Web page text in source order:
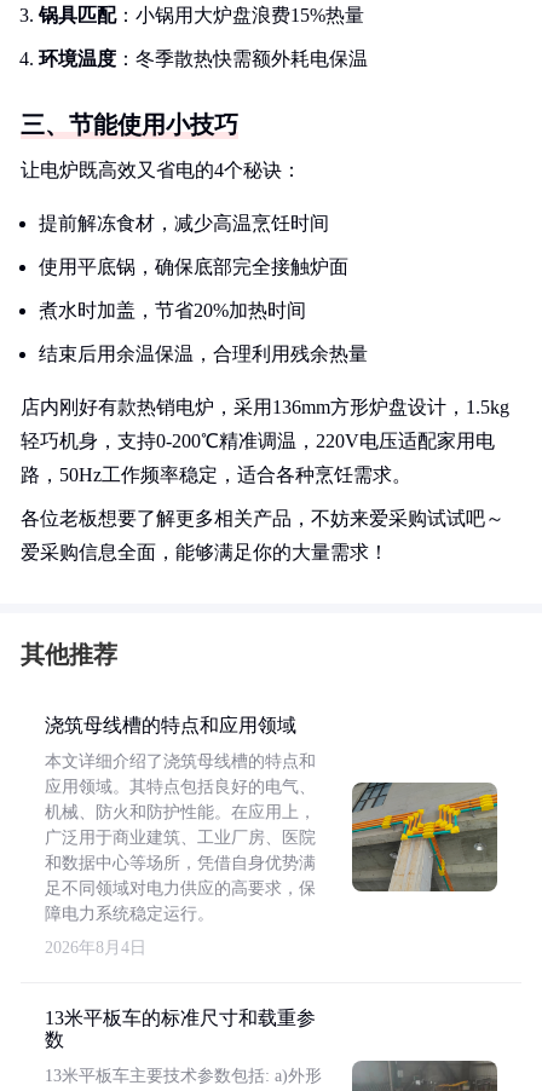
锅具匹配：小锅用大炉盘浪费15%热量
环境温度 ：冬季散热快需额外耗电保温
三、节能使用小技巧
让电炉既高效又省电的4个秘诀：
提前解冻食材，减少高温烹饪时间
使用平底锅，确保底部完全接触炉面
煮水时加盖，节省20%加热时间
结束后用余温保温，合理利用残余热量
店内刚好有款热销电炉，采用136mm方形炉盘设计，1.5kg
轻巧机身，支持0-200℃精准调温，220V电压适配家用电
路，50Hz工作频率稳定，适合各种烹饪需求。
各位老板想要了解更多相关产品，不妨来爱采购试试吧～
爱采购信息全面，能够满足你的大量需求！
其他推荐
浇筑母线槽的特点和应用领域
本文详细介绍了浇筑母线槽的特点和
应用领域。其特点包括良好的电气、
机械、防火和防护性能。在应用上，
广泛用于商业建筑、工业厂房、医院
和数据中心等场所，凭借自身优势满
足不同领域对电力供应的高要求，保
障电力系统稳定运行。
2026年8月4日
13米平板车的标准尺寸和载重参
数
13米平板车主要技术参数包括: a)外形